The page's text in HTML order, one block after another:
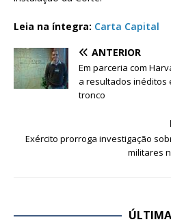
Leia na íntegra: Carta Capital
ANTERIOR
Em parceria com
a resultados inéditos
tronco
Exército prorroga investigação
militares